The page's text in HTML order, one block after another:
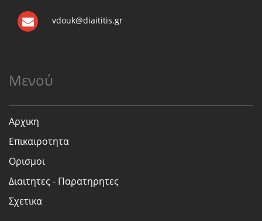
vdouk@diaititis.gr
Μενού
Αρχικη
Επικαιροτητα
Ορισμοι
Διαιτητες - Παρατηρητες
Σχετικα